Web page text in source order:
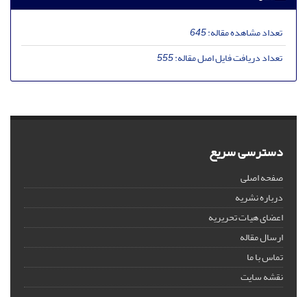
تعداد مشاهده مقاله:645
تعداد دریافت فایل اصل مقاله:555
دسترسی سریع
صفحه اصلی
درباره نشریه
اعضای هیات تحریریه
ارسال مقاله
تماس با ما
نقشه سایت